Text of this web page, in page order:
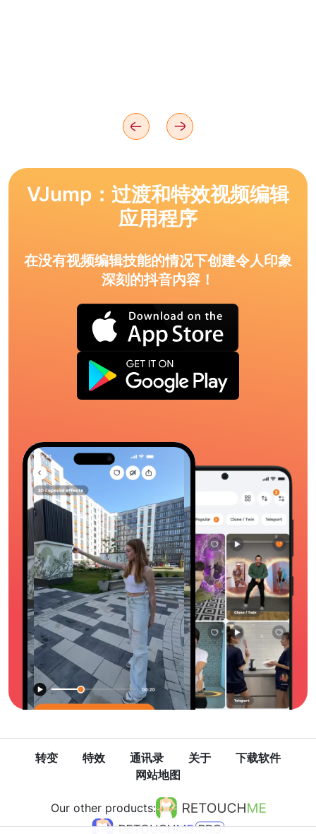
VJump：过渡和特效视频编辑
应用程序
在没有视频编辑技能的情况下创建令人印象
深刻的抖音内容！
转变 特效 通讯录 关于
下载软件
网站地图
Our other products: